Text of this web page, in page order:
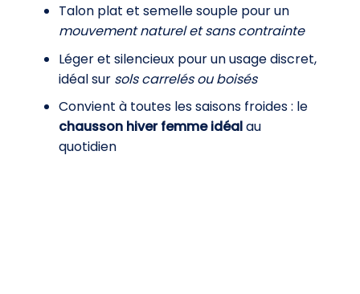
Talon plat et semelle souple pour un
mouvement naturel et sans contrainte
Léger et silencieux pour un usage discret,
idéal sur sols carrelés ou boisés
Convient à toutes les saisons froides : le
chausson hiver femme idéalau
quotidien